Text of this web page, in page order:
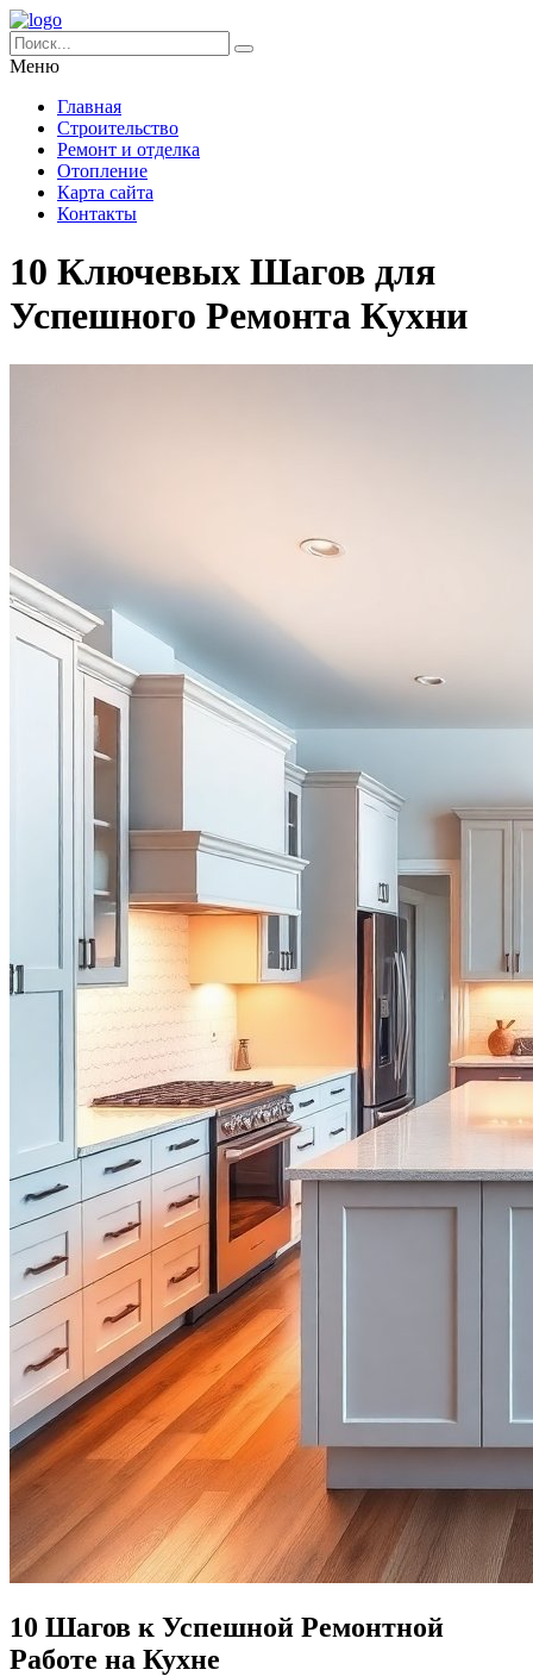
Меню
Главная
Строительство
Ремонт и отделка
Отопление
Карта сайта
Контакты
10 Ключевых Шагов для
Успешного Ремонта Кухни
10 Шагов к Успешной Ремонтной
Работе на Кухне